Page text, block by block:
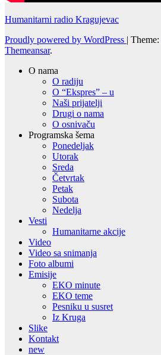
Humanitarni radio Kragujevac
Proudly powered by WordPress | Theme:
Themeansar.
O nama
O radiju
O “Ekspres” – u
Naši prijatelji
Drugi o nama
O osnivaču
Programska šema
Ponedeljak
Utorak
Sreda
Četvrtak
Petak
Subota
Nedelja
Vesti
Humanitarne akcije
Video
Video sa snimanja
Foto albumi
Emisije
EKO minute
EKO teme
Pesniku u susret
Iz Kruga
Slike
Kontakt
new